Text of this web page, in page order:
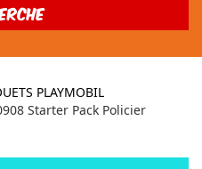
PLAYMOBIL
Starter Pack Policier